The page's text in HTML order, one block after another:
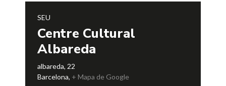
SEU
Centre Cultural
Albareda
albareda, 22
Barcelona, + Mapa de Google